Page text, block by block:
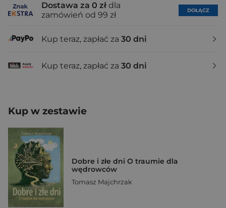
Dostawa za 0 zł dla
zamówień od 99 zł
DOŁĄCZ
Kup teraz, zapłać za 30 dni
Kup teraz, zapłać za 30 dni
Kup w zestawie
Dobre i złe dni O traumie dla
wędrowców
Tomasz Majchrzak